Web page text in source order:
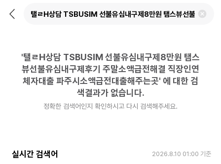
뒤
검
'탤ㄹH상담 TSBUSIM 선불유심내구제8만원 탬스
뷰선불유심내구제후기 주말소액급전해결 직장인연
체자대출 파주시소액급전대출해주는곳' 에 대한 검
색결과가 없습니다.
정확한 검색어인지 확인하시고 다시 검색해주세요.
실시간 검색어 2026.8.10 01:00 기준